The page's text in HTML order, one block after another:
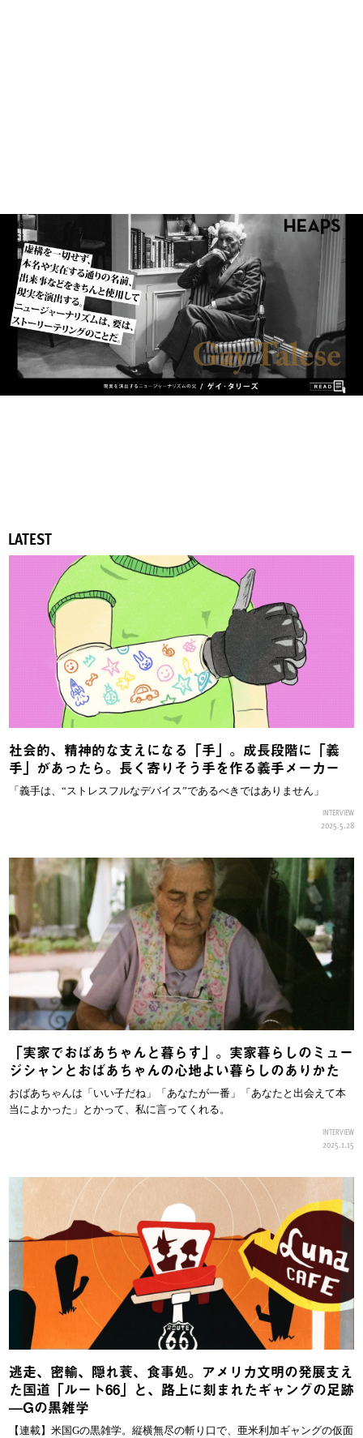
LATEST
社会的、精神的な支えになる「手」。成長段階に「義
手」があったら。長く寄りそう手を作る義手メーカー
「義手は、“ストレスフルなデバイス”であるべきではありません」
INTERVIEW
2025.5.28
「実家でおばあちゃんと暮らす」。実家暮らしのミュー
ジシャンとおばあちゃんの心地よい暮らしのありかた
おばあちゃんは「いい子だね」「あなたが一番」「あなたと出会えて本
当によかった」とかって、私に言ってくれる。
INTERVIEW
2025.1.15
逃走、密輸、隠れ蓑、食事処。アメリカ文明の発展支え
た国道「ルート66」と、路上に刻まれたギャングの足跡
—Gの黒雑学
【連載】米国Gの黒雑学。縦横無尽の斬り口で、亜米利加ギャングの仮面